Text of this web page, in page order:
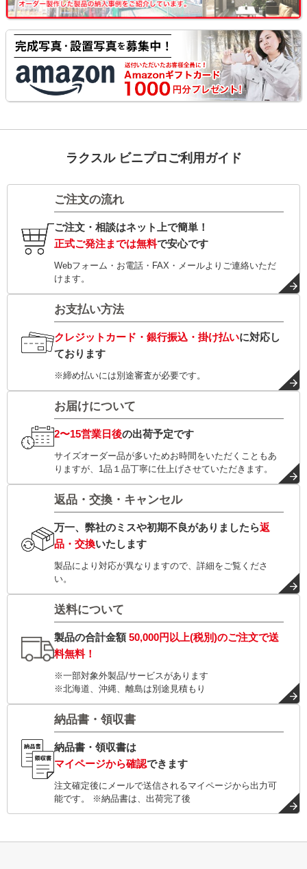
ラクスル ビニプロご利用ガイド
ご注文の流れ
ご注文・相談はネット上で簡単！
正式ご発注までは無料で安心です
Webフォーム・お電話・FAX・メールよりご連絡いただ
けます。
お支払い方法
クレジットカード・銀行振込・掛け払いに対応し
ております
※締め払いには別途審査が必要です。
お届けについて
2〜15営業日後の出荷予定です
サイズオーダー品が多いためお時間をいただくこともあ
りますが、1品１品丁寧に仕上げさせていただきます。
返品・交換・キャンセル
万一、弊社のミスや初期不良がありましたら返
品・交換いたします
製品により対応が異なりますので、詳細をご覧くださ
い。
送料について
製品の合計金額50,000円以上(税別)のご注文で送
料無料！
※一部対象外製品/サービスがあります
※北海道、沖縄、離島は別途見積もり
納品書・領収書
納品書・領収書は
マイページから確認できます
注文確定後にメールで送信されるマイページから出力可
能です。 ※納品書は、出荷完了後